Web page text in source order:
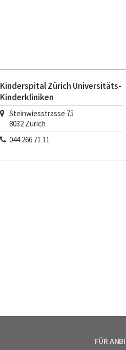
Kinderspital Zürich Universitäts-
Kinderkliniken
Steinwiesstrasse 75
8032 Zürich
044 266 71 11
FÜR